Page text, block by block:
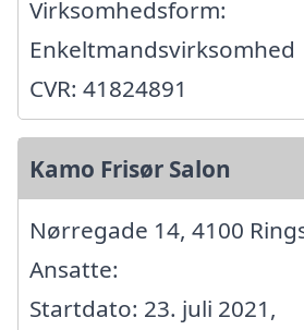
Virksomhedsform:
Enkeltmandsvirksomhed
CVR: 41824891
Kamo Frisør Salon
Nørregade 14, 4100
Ansatte:
Startdato: 23. juli 2021,